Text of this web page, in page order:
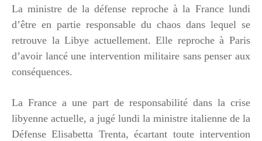
La ministre de la défense reproche à la France lundi
d’être en partie responsable du chaos dans lequel se
retrouve la Libye actuellement. Elle reproche à Paris
d’avoir lancé une intervention militaire sans penser aux
conséquences.
La France a une part de responsabilité dans la crise
libyenne actuelle, a jugé lundi la ministre italienne de la
Défense Elisabetta Trenta, écartant toute intervention